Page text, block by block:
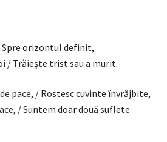
Spre orizontul definit,
/ Trăieşte trist sau a murit.
pace, / Rostesc cuvinte învrăjbite,
/ Suntem doar două suflete